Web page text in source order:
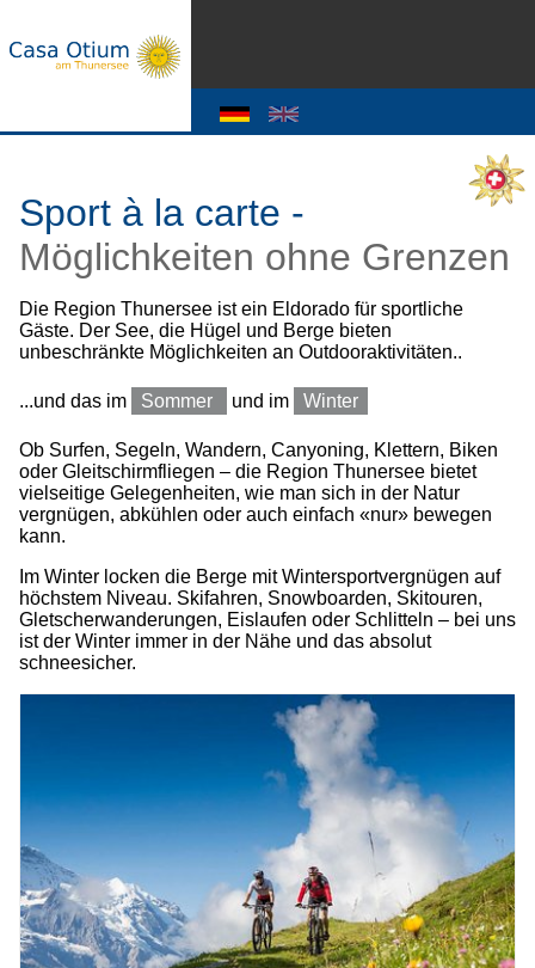
Sport à la carte -
Möglichkeiten ohne Grenzen
Die Region Thunersee ist ein Eldorado für sportliche
Gäste. Der See, die Hügel und Berge bieten
unbeschränkte Möglichkeiten an Outdooraktivitäten..
...und das im Sommer und im Winter
Ob Surfen, Segeln, Wandern, Canyoning, Klettern, Biken
oder Gleitschirmfliegen – die Region Thunersee bietet
vielseitige Gelegenheiten, wie man sich in der Natur
vergnügen, abkühlen oder auch einfach «nur» bewegen
kann.
Im Winter locken die Berge mit Wintersportvergnügen auf
höchstem Niveau. Skifahren, Snowboarden, Skitouren,
Gletscherwanderungen, Eislaufen oder Schlitteln – bei uns
ist der Winter immer in der Nähe und das absolut
schneesicher.